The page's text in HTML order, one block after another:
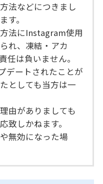
法などにつきまし
す。
法にInstagram使用
れ、凍結・アカ
任は負いません。
デートされたことが
としても当方は一
由がありましても
致しかねます。
無効になった場